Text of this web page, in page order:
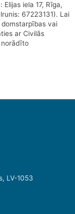
iela 17, Rīga,
67223131). Lai
vai
ar Civilās
norādīto
LV-1053